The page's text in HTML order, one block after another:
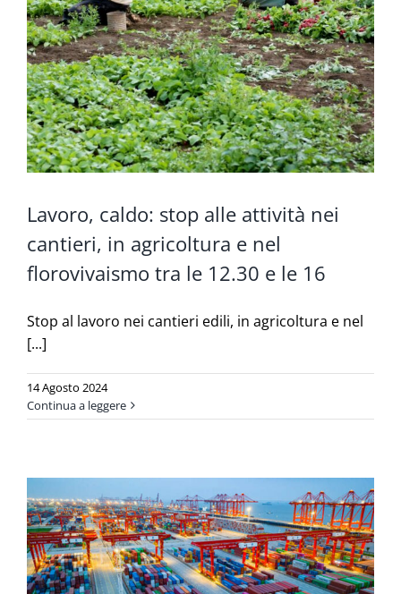
Lavoro, caldo: stop alle attività nei
cantieri, in agricoltura e nel
florovivaismo tra le 12.30 e le 16
Stop al lavoro nei cantieri edili, in agricoltura e nel
[...]
14 Agosto 2024
Continua a leggere